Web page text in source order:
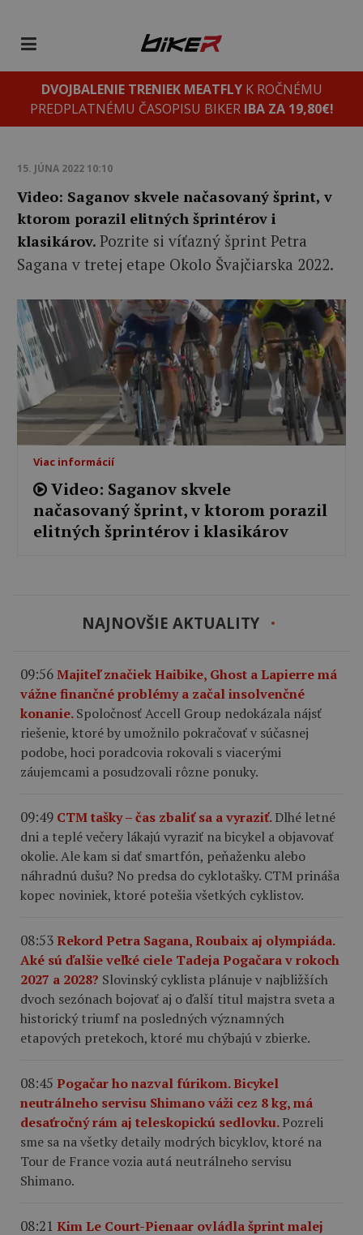
DVOJBALENIE TRENIEK MEATFLYK ROČNÉMU
PREDPLATNÉMU ČASOPISU BIKER IBA ZA 19,80€!
15. JÚNA 2022 10:10
Video: Saganov skvele načasovaný šprint, v
ktorom porazil elitných šprintérov i
klasikárov. Pozrite si víťazný šprint Petra
Sagana v tretej etape Okolo Švajčiarska 2022.
Viac informácií
Video: Saganov skvele
načasovaný šprint, v ktorom porazil
elitných šprintérov i klasikárov
NAJNOVŠIE AKTUALITY
09:56Majiteľ značiek Haibike, Ghost a Lapierre má
vážne finančné problémy a začal insolvenčné
konanie.Spoločnosť Accell Group nedokázala nájsť
riešenie, ktoré by umožnilo pokračovať v súčasnej
podobe, hoci poradcovia rokovali s viacerými
záujemcami a posudzovali rôzne ponuky.
09:49 CTM tašky – čas zbaliť sa a vyraziť.Dlhé letné
dni a teplé večery lákajú vyraziť na bicykel a objavovať
okolie. Ale kam si dať smartfón, peňaženku alebo
náhradnú dušu? No predsa do cyklotašky. CTM prináša
kopec noviniek, ktoré potešia všetkých cyklistov.
08:53Rekord Petra Sagana, Roubaix aj olympiáda.
Aké sú ďalšie veľké ciele Tadeja Pogačara v rokoch
2027 a 2028? Slovinský cyklista plánuje v najbližších
dvoch sezónach bojovať aj o ďalší titul majstra sveta a
historický triumf na posledných významných
etapových pretekoch, ktoré mu chýbajú v zbierke.
08:45 Pogačar ho nazval fúrikom. Bicykel
neutrálneho servisu Shimano váži cez 8 kg, má
desaťročný rám aj teleskopickú sedlovku.Pozreli
sme sa na všetky detaily modrých bicyklov, ktoré na
Tour de France vozia autá neutrálneho servisu
Shimano.
08:21 Kim Le Court-Pienaar ovládla šprint malej